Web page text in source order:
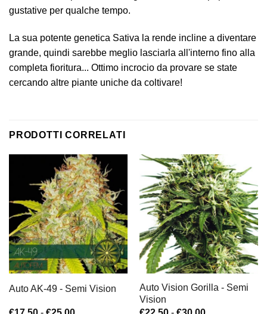
gustative per qualche tempo.
La sua potente genetica Sativa la rende incline a diventare
grande, quindi sarebbe meglio lasciarla all'interno fino alla
completa fioritura... Ottimo incrocio da provare se state
cercando altre piante uniche da coltivare!
PRODOTTI CORRELATI
Auto AK-49 - Semi Vision
Fascia
Auto Vision Gorilla - Semi
Vision
Fascia